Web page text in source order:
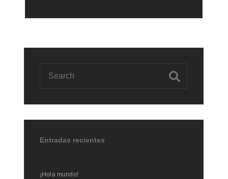
Entradas recientes
¡Hola mundo!